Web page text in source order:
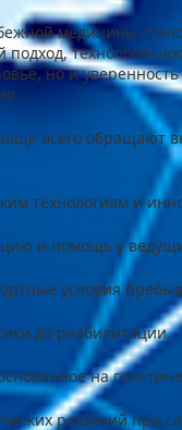
медицины
но и
всего обращают
технологиям и
и помощь у
условия
до реабилитации.
на
решений при